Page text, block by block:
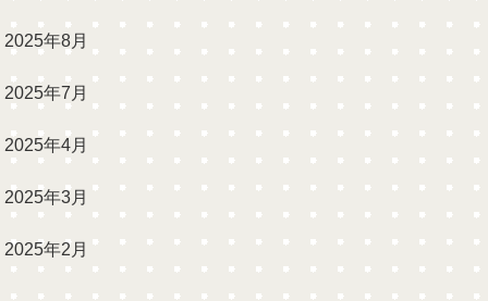
2025年8月
2025年7月
2025年4月
2025年3月
2025年2月